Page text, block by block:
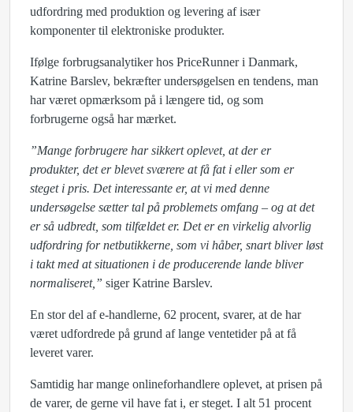
udfordring med produktion og levering af især
komponenter til elektroniske produkter.
Ifølge forbrugsanalytiker hos PriceRunner i Danmark,
Katrine Barslev, bekræfter undersøgelsen en tendens, man
har været opmærksom på i længere tid, og som
forbrugerne også har mærket.
”Mange forbrugere har sikkert oplevet, at der er
produkter, det er blevet sværere at få fat i eller som er
steget i pris. Det interessante er, at vi med denne
undersøgelse sætter tal på problemets omfang – og at det
er så udbredt, som tilfældet er. Det er en virkelig alvorlig
udfordring for netbutikkerne, som vi håber, snart bliver løst
i takt med at situationen i de producerende lande bliver
normaliseret,” siger Katrine Barslev.
En stor del af e-handlerne, 62 procent, svarer, at de har
været udfordrede på grund af lange ventetider på at få
leveret varer.
Samtidig har mange onlineforhandlere oplevet, at prisen på
de varer, de gerne vil have fat i, er steget. I alt 51 procent